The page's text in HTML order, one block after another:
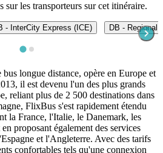
les transporteurs sur cet itinéraire.
- InterCity Express (ICE) DB - Regional
longue distance, opère en Europe et
il est devenu l'un des plus grands
reliant plus de 2 500 destinations dans
FlixBus s'est rapidement étendu
la France, l'Italie, le Danemark, les
proposant également des services
et l'Angleterre. Avec des tarifs
confortables tels qu'une connexion